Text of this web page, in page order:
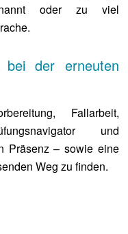
oder zu viel
bei der erneuten
Fallarbeit,
und
Präsenz – sowie eine
Weg zu finden.